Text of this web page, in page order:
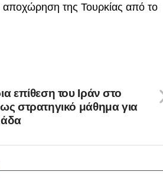
αποχώρηση της Τουρκίας από το
επίθεση του Ιράν στο
στρατηγικό μάθημα για